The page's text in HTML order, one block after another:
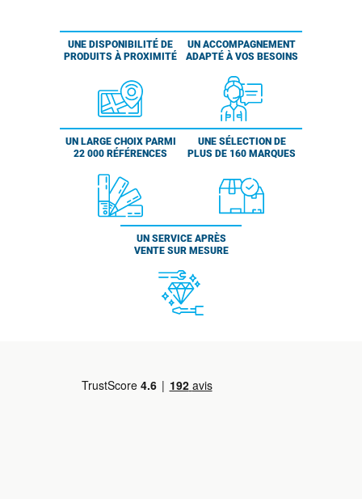
UNE DISPONIBILITÉ DE
PRODUITS À PROXIMITÉ
UN ACCOMPAGNEMENT
ADAPTÉ À VOS BESOINS
UN LARGE CHOIX PARMI
22 000 RÉFÉRENCES
UNE SÉLECTION DE
PLUS DE 160 MARQUES
UN SERVICE APRÈS
VENTE SUR MESURE